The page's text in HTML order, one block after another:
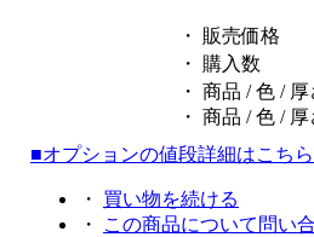
・ 販売価格
・ 購入数
・ 商品 / 色 / 厚
・ 商品 / 色 / 厚
■オプションの値段詳細はこちら
・ 買い物を続ける
・
この商品について問い